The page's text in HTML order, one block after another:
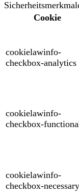
Cookie
cookielawinfo-
checkbox-analytics
cookielawinfo-
checkbox-
cookielawinfo-
checkbox-necessary